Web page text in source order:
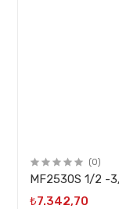
(0)
MF2530S 1/2 -
₺7.342,70